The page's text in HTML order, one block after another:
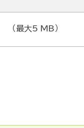
（最大5 MB）